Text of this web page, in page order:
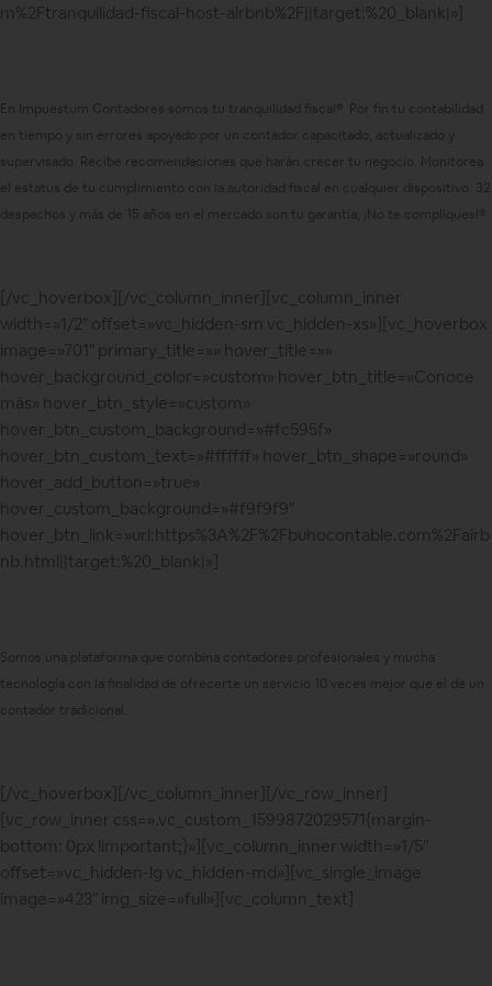
m%2Ftranquilidad-fiscal-host-airbnb%2F||target:%20_blank|»]
En Impuestum Contadores somos tu tranquilidad fiscal®️. Por fin tu contabilidad
en tiempo y sin errores apoyado por un contador capacitado, actualizado y
supervisado. Recibe recomendaciones que harán crecer tu negocio. Monitorea
el estatus de tu cumplimiento con la autoridad fiscal en cualquier dispositivo. 32
despachos y más de 15 años en el mercado son tu garantía, ¡No te compliques!®️
[/vc_hoverbox][/vc_column_inner][vc_column_inner
width=»1/2″ offset=»vc_hidden-sm vc_hidden-xs»][vc_hoverbox
image=»701″ primary_title=»» hover_title=»»
hover_background_color=»custom» hover_btn_title=»Conoce
más» hover_btn_style=»custom»
hover_btn_custom_background=»#fc595f»
hover_btn_custom_text=»#ffffff» hover_btn_shape=»round»
hover_add_button=»true»
hover_custom_background=»#f9f9f9″
hover_btn_link=»url:https%3A%2F%2Fbuhocontable.com%2Fairb
nb.html||target:%20_blank|»]
Somos una plataforma que combina contadores profesionales y mucha
tecnología con la finalidad de ofrecerte un servicio 10 veces mejor que el de un
contador tradicional.
[/vc_hoverbox][/vc_column_inner][/vc_row_inner]
[vc_row_inner css=».vc_custom_1599872029571{margin-
bottom: 0px !important;}»][vc_column_inner width=»1/5″
offset=»vc_hidden-lg vc_hidden-md»][vc_single_image
image=»423″ img_size=»full»][vc_column_text]